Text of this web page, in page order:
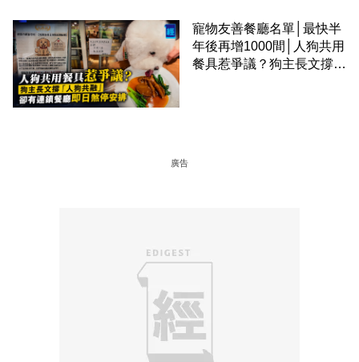
寵物友善餐廳名單│最快半
年後再增1000間│人狗共用
餐具惹爭議？狗主長文撐
廣告